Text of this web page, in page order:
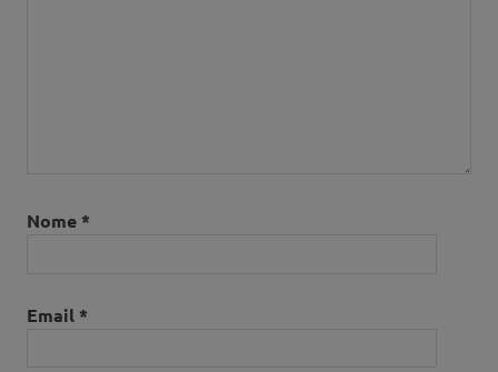
Nome *
Email *